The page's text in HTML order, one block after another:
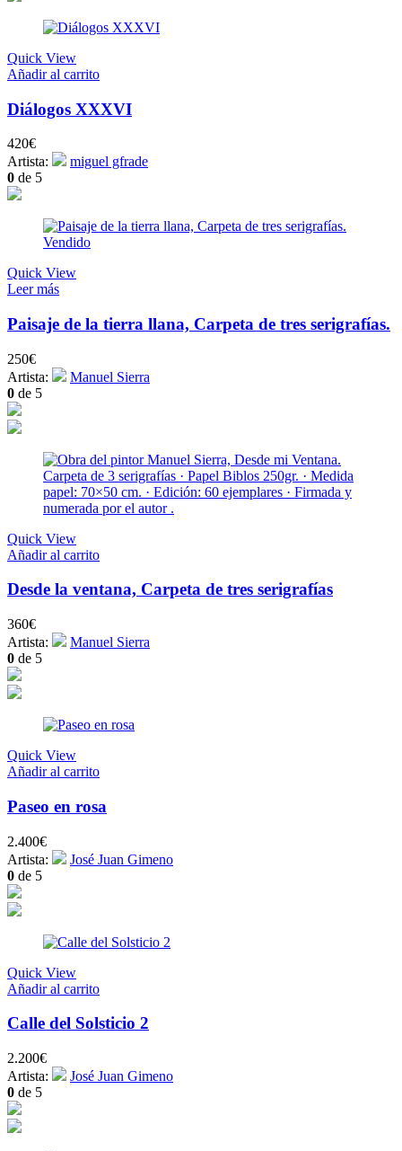
Quick View
Añadir al carrito
Diálogos XXXVI
420€
Artista:
miguel gfrade
0 de 5
Vendido
Quick View
Leer más
Paisaje de la tierra llana, Carpeta de tres serigrafías.
250€
Artista:
Manuel Sierra
0 de 5
Quick View
Añadir al carrito
Desde la ventana, Carpeta de tres serigrafías
360€
Artista:
Manuel Sierra
0 de 5
Quick View
Añadir al carrito
Paseo en rosa
2.400€
Artista:
José Juan Gimeno
0 de 5
Quick View
Añadir al carrito
Calle del Solsticio 2
2.200€
Artista:
José Juan Gimeno
0 de 5